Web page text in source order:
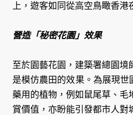
上，遊客如同從高空鳥瞰香
營造「秘密花園」效果
至於園藝花園，建築署總園
是模仿農田的效果。為展現
藥用的植物，例如鼠尾草、
賞價值，亦盼能引發都市人對